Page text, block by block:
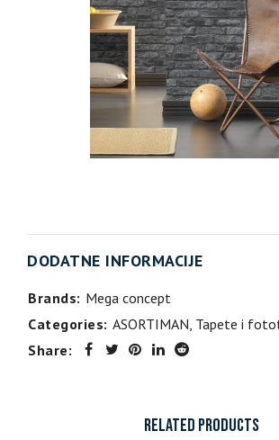
DODATNE INFORMACIJE
Brands: Mega concept
Categories: ASORTIMAN, Tapete i
Share:
RELATED PRODUCTS